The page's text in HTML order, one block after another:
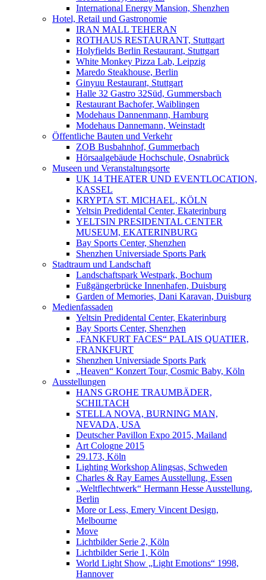
International Energy Mansion, Shenzhen
Hotel, Retail und Gastronomie
IRAN MALL TEHERAN
ROTHAUS RESTAURANT, Stuttgart
Holyfields Berlin Restaurant, Stuttgart
White Monkey Pizza Lab, Leipzig
Maredo Steakhouse, Berlin
Ginyuu Restaurant, Stuttgart
Halle 32 Gastro 32Süd, Gummersbach
Restaurant Bachofer, Waiblingen
Modehaus Dannenmann, Hamburg
Modehaus Dannemann, Weinstadt
Öffentliche Bauten und Verkehr
ZOB Busbahnhof, Gummerbach
Hörsaalgebäude Hochschule, Osnabrück
Museen und Veranstaltungsorte
UK 14 THEATER UND EVENTLOCATION,
KASSEL
KRYPTA ST. MICHAEL, KÖLN
Yeltsin Predidental Center, Ekaterinburg
YELTSIN PRESIDENTAL CENTER
MUSEUM, EKATERINBURG
Bay Sports Center, Shenzhen
Shenzhen Universiade Sports Park
Stadtraum und Landschaft
Landschaftspark Westpark, Bochum
Fußgängerbrücke Innenhafen, Duisburg
Garden of Memories, Dani Karavan, Duisburg
Medienfassaden
Yeltsin Predidental Center, Ekaterinburg
Bay Sports Center, Shenzhen
„FANKFURT FACES“ PALAIS QUATIER,
FRANKFURT
Shenzhen Universiade Sports Park
„Heaven“ Konzert Tour, Cosmic Baby, Köln
Ausstellungen
HANS GROHE TRAUMBÄDER,
SCHILTACH
STELLA NOVA, BURNING MAN,
NEVADA, USA
Deutscher Pavillon Expo 2015, Mailand
Art Cologne 2015
29.173, Köln
Lighting Workshop Alingsas, Schweden
Charles & Ray Eames Ausstellung, Essen
„Weltflechtwerk“ Hermann Hesse Ausstellung,
Berlin
More or Less, Emery Vincent Design,
Melbourne
Move
Lichtbilder Serie 2, Köln
Lichtbilder Serie 1, Köln
World Light Show „Light Emotions“ 1998,
Hannover